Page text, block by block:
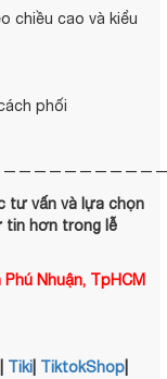
chiều cao và kiểu
phối
tư vấn và lựa chọn
tin hơn trong lễ
Nhuận, TpHCM
Tiki| TiktokShop|